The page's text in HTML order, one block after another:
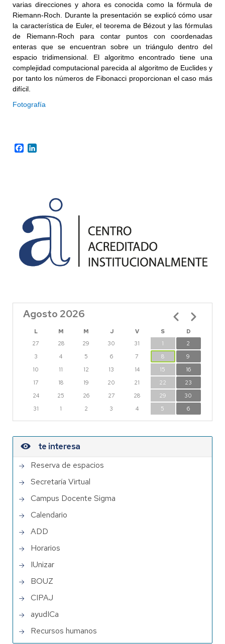
varias direcciones y ahora es conocida como la fórmula de
Riemann-Roch. Durante la presentación se explicó cómo usar
la característica de Euler, el teorema de Bézout y las fórmulas
de Riemann-Roch para contar puntos con coordenadas
enteras que se encuentran sobre un triángulo dentro del
espacio tridimensional. El algoritmo encontrado tiene una
complejidad computacional parecida al algoritmo de Euclides y
por tanto los números de Fibonacci proporcionan el caso más
difícil.
Fotografía
Facebook
Agosto 2026
L M M J V S
D
27
28 29 30 31 1
2
3
4 5 6 7 8
9
10
11 12 13 14 15
16
17
18 19 20 21 22
23
24
25 26 27 28 29
30
31
1 2 3 4 5 6
Paginación
te interesa
Reserva de espacios
Secretaría Virtual
Campus Docente Sigma
Calendario
ADD
Horarios
IUnizar
BOUZ
CIPAJ
ayudICa
Recursos humanos